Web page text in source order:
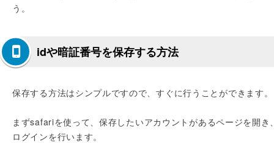
う。
idや暗証番号を保存する方法
保存する方法はシンプルですので、すぐに行うことができます。
まずsafariを使って、保存したいアカウントがあるページを開き
ログインを行います。